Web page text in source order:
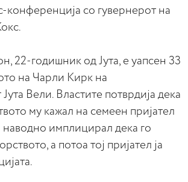
конференција со гувернерот на
22-годишник од Јута, е уапсен 33
на Чарли Кирк на
Вели. Властите потврдија дека
му кажал на семеен пријател
имплицирал дека го
а потоа тој пријател ја